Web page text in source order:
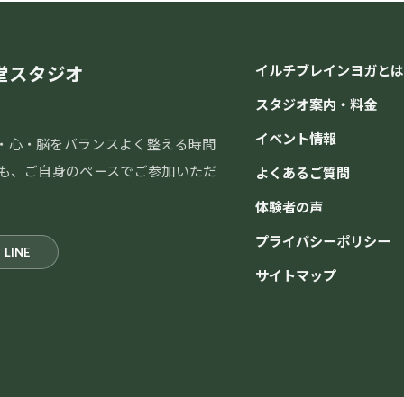
スタジオ
心・脳をバランスよく整える時間
、ご自身のペースでご参加いただ
LINE
イルチブレインヨガとは
スタジオ案内・料金
イベント情報
よくあるご質問
体験者の声
プライバシーポリシー
サイトマップ